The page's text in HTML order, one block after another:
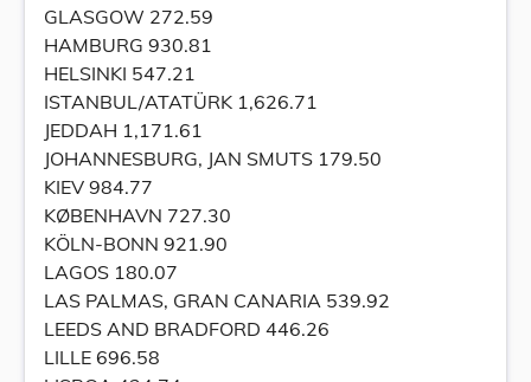
GLASGOW 272.59
HAMBURG 930.81
HELSINKI 547.21
ISTANBUL/ATATÜRK 1,626.71
JEDDAH 1,171.61
JOHANNESBURG, JAN SMUTS 179.50
KIEV 984.77
KØBENHAVN 727.30
KÖLN-BONN 921.90
LAGOS 180.07
LAS PALMAS, GRAN CANARIA 539.92
LEEDS AND BRADFORD 446.26
LILLE 696.58